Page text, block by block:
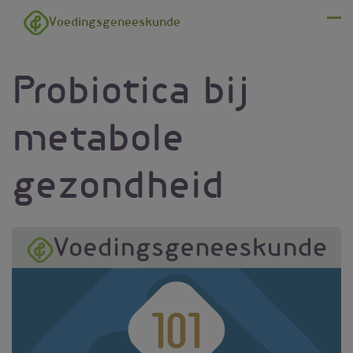
Overslaan en naar de inhoud gaan
Voedingsgeneeskunde
Probiotica bij
metabole
gezondheid